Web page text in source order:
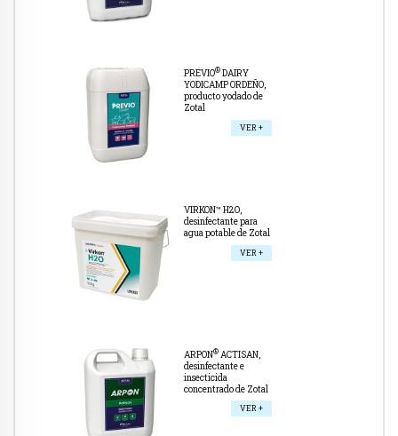
PREVIO®DAIRY
YODICAMP ORDEÑO,
producto yodado de
Zotal
VER +
VIRKON™ H2O,
desinfectante para
agua potable de Zotal
VER +
ARPON®ACTISAN,
desinfectante e
insecticida
concentrado de Zotal
VER +